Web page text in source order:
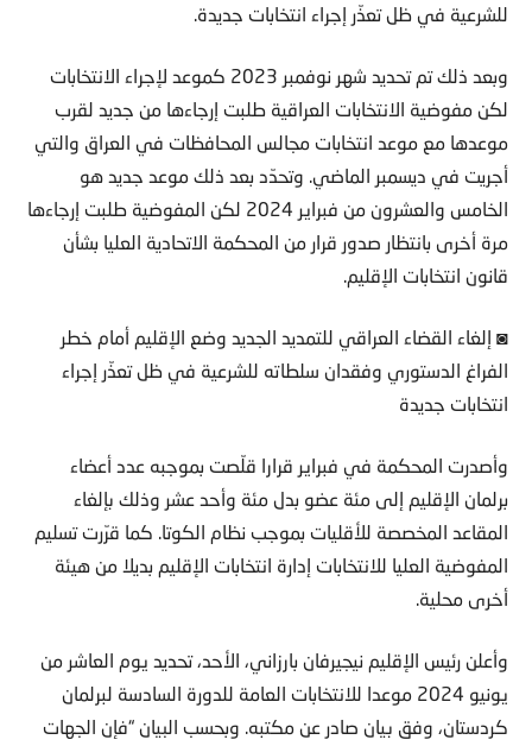
للشرعية في ظل تعذّر إجراء انتخابات جديدة.
وبعد ذلك تم تحديد شهر نوفمبر 2023 كموعد لإجراء الانتخابات
لكن مفوضية الانتخابات العراقية طلبت إرجاءها من جديد لقرب
موعدها مع موعد انتخابات مجالس المحافظات في العراق والتي
أجريت في ديسمبر الماضي. وتحدّد بعد ذلك موعد جديد هو
الخامس والعشرون من فبراير 2024 لكن المفوضية طلبت إرجاءها
مرة أخرى بانتظار صدور قرار من المحكمة الاتحادية العليا بشأن
قانون انتخابات الإقليم.
◙ إلغاء القضاء العراقي للتمديد الجديد وضع الإقليم أمام خطر
الفراغ الدستوري وفقدان سلطاته للشرعية في ظل تعذّر إجراء
انتخابات جديدة
وأصدرت المحكمة في فبراير قرارا قلّصت بموجبه عدد أعضاء
برلمان الإقليم إلى مئة عضو بدل مئة وأحد عشر وذلك بإلغاء
المقاعد المخصصة للأقليات بموجب نظام الكوتا. كما قرّرت تسليم
المفوضية العليا للانتخابات إدارة انتخابات الإقليم بديلا من هيئة
أخرى محلية.
وأعلن رئيس الإقليم نيجيرفان بارزاني، الأحد، تحديد يوم العاشر من
يونيو 2024 موعدا للانتخابات العامة للدورة السادسة لبرلمان
كردستان، وفق بيان صادر عن مكتبه. وبحسب البيان “فإن الجهات